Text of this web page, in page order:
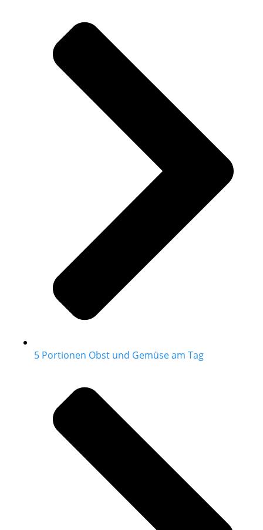
5 Portionen Obst und Gemüse am Tag